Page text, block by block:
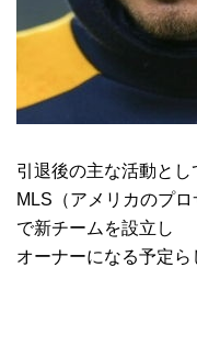
引退後の主な活動とし
MLS（アメリカのプロ
で新チームを設立し
オーナーになる予定ら